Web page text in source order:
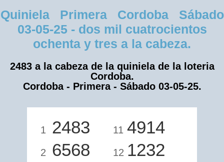
Quiniela Primera Cordoba Sábado
03-05-25 - dos mil cuatrocientos
ochenta y tres a la cabeza.
2483 a la cabeza de la quiniela de la loteria
Cordoba.
Cordoba - Primera - Sábado 03-05-25.
1 2483
2 6568
11 4914
12 1232